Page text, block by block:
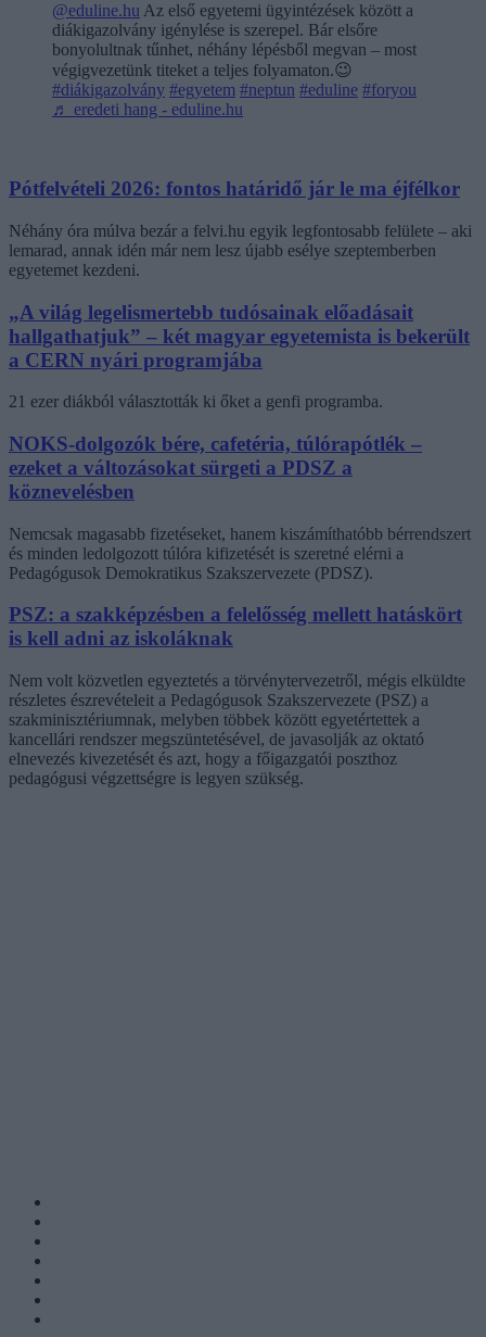
@eduline.hu Az első egyetemi ügyintézések között a
diákigazolvány igénylése is szerepel. Bár elsőre
bonyolultnak tűnhet, néhány lépésből megvan – most
végigvezetünk titeket a teljes folyamaton.😉
#diákigazolvány #egyetem #neptun #eduline #foryou
♬ eredeti hang - eduline.hu
Pótfelvételi 2026: fontos határidő jár le ma éjfélkor
Néhány óra múlva bezár a felvi.hu egyik legfontosabb felülete – aki
lemarad, annak idén már nem lesz újabb esélye szeptemberben
egyetemet kezdeni.
„A világ legelismertebb tudósainak előadásait
hallgathatjuk” – két magyar egyetemista is bekerült
a CERN nyári programjába
21 ezer diákból választották ki őket a genfi programba.
NOKS-dolgozók bére, cafetéria, túlórapótlék –
ezeket a változásokat sürgeti a PDSZ a
köznevelésben
Nemcsak magasabb fizetéseket, hanem kiszámíthatóbb bérrendszert
és minden ledolgozott túlóra kifizetését is szeretné elérni a
Pedagógusok Demokratikus Szakszervezete (PDSZ).
PSZ: a szakképzésben a felelősség mellett hatáskört
is kell adni az iskoláknak
Nem volt közvetlen egyeztetés a törvénytervezetről, mégis elküldte
részletes észrevételeit a Pedagógusok Szakszervezete (PSZ) a
szakminisztériumnak, melyben többek között egyetértettek a
kancellári rendszer megszüntetésével, de javasolják az oktató
elnevezés kivezetését és azt, hogy a főigazgatói poszthoz
pedagógusi végzettségre is legyen szükség.